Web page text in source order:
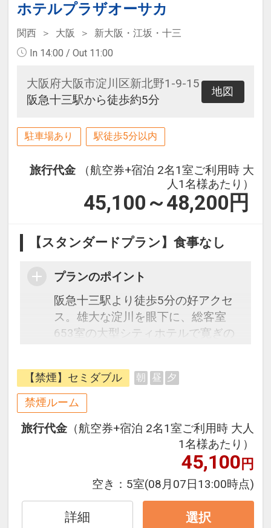
ホテルプラザオーサカ
関西 大阪
新大阪・江坂・十三
In 14:00 / Out 11:00
大阪府大阪市淀川区新北野1-9-15
阪急十三駅から徒歩約5分
地図
駐車場あり 駅徒歩5分以内
旅行代金
（航空券+宿泊 2名1室ご利用時 大
人1名様あたり）
45,100～48,200 円
【スタンダードプラン】食事なし
プランのポイント
阪急十三駅より徒歩5分の好アクセ
ス。雄大な淀川を眼下に、総客室
653室の大型シティホテルで寛ぎの
阪急電車のハブターミナルである十
三駅からは大阪、京都、神戸に直通
電車が出ており、アクセス抜群！伊
丹空港からは乗換１回約20分と便利
です。
お食事は館内に和・洋・中・鉄板焼
レストランやバー・カフェ等ホテル
内に7つもございます。また館内に
を誇るフィットネスクラブ「GOLD'S
【禁煙】セミダブル 朝 昼 夕
禁煙ルーム
旅行代金 （航空券+宿泊 2名1室ご利用時 大人
1名様あたり）
45,100円
空き： 5室(08月07日13:00時点)
詳細 選択